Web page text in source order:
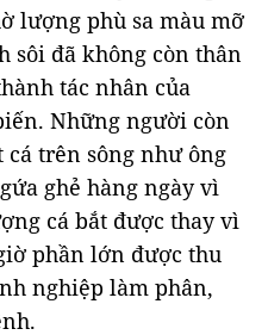
lượng phù sa màu mỡ
sôi đã không còn thân
tác nhân của
Những người còn
cá trên sông như ông
ghẻ hàng ngày vì
cá bắt được thay vì
phần lớn được thu
nghiệp làm phân,